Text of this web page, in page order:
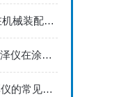
螺栓应力测定仪在机械装配过程中的作用
NOVO-GLOSS光泽仪在涂料生产和检测过程中的应用
Defelsko涂层测厚仪的常见应用有哪些？